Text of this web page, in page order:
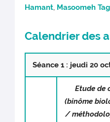
Hamant, Masoomeh
Calendrier des
Séance 1 : jeudi 20
Etude de
(binôme
/